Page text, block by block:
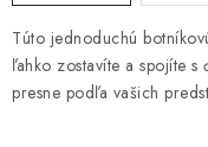
Reklamácie a
Obchodné podmienky
Túto jednoduchú
ľahko zostavíte a spojíte
presne podľa vašich